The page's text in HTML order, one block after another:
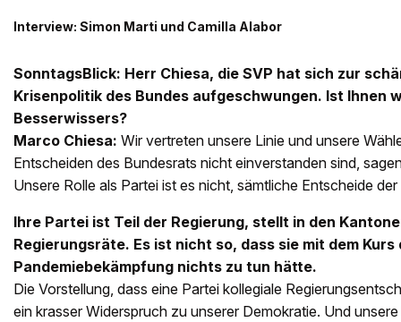
Interview: Simon Marti und Camilla Alabor
SonntagsBlick: Herr Chiesa, die SVP hat sich zur
Krisenpolitik des Bundes aufgeschwungen. Ist Ihnen
Besserwissers?
Marco Chiesa: Wir vertreten unsere Linie und unsere
Entscheiden des Bundesrats nicht einverstanden sind,
Unsere Rolle als Partei ist es nicht, sämtliche Entscheide
Ihre Partei ist Teil der Regierung, stellt in den
Regierungsräte. Es ist nicht so, dass sie mit dem Kurs
Pandemiebekämpfung nichts zu tun hätte.
Die Vorstellung, dass eine Partei kollegiale
ein krasser Widerspruch zu unserer Demokratie. Und